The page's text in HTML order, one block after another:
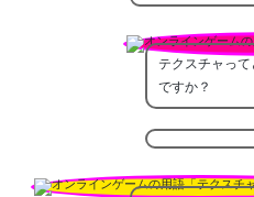
テクスチャっ
ですか？